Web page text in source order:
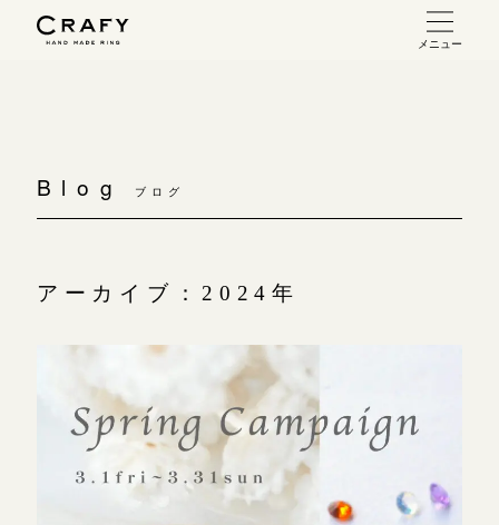
メニュー
指輪制作の流れ
オーダーメイド 結婚指輪・婚約指輪
インタビュー
工房一覧
Blog ブログ
アーカイブ：2024年
10:00～18:00 /年中無休
年末年始は除く
目黒本店 来店ご予約
表参道店 来店ご予約